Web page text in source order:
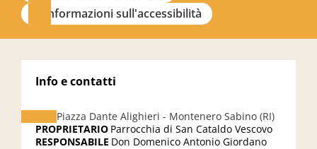
Informazioni sull'accessibilità
Info e contatti
Piazza Dante Alighieri - Montenero Sabino (RI)
PROPRIETARIO Parrocchia di San Cataldo Vescovo
RESPONSABILE Don Domenico Antonio Giordano